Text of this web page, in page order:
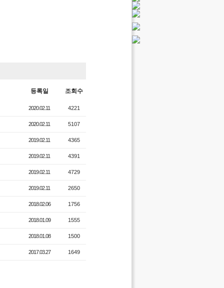
등록일 조회수
2020.02.11 4221
2020.02.11 5107
2019.02.11 4365
2019.02.11 4391
2019.02.11 4729
2019.02.11 2650
2018.02.06 1756
2018.01.09 1555
2018.01.08 1500
2017.03.27 1649